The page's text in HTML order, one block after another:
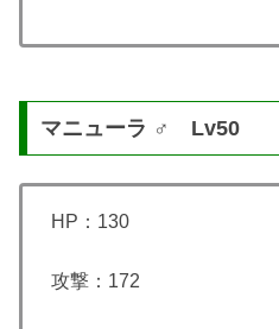
マニューラ ♂ Lv50
HP：130
攻撃：172